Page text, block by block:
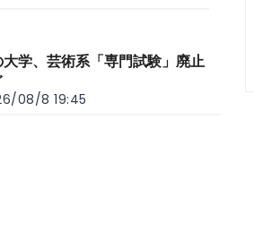
大学、芸術系「専門試験」廃止
08/8 19:45